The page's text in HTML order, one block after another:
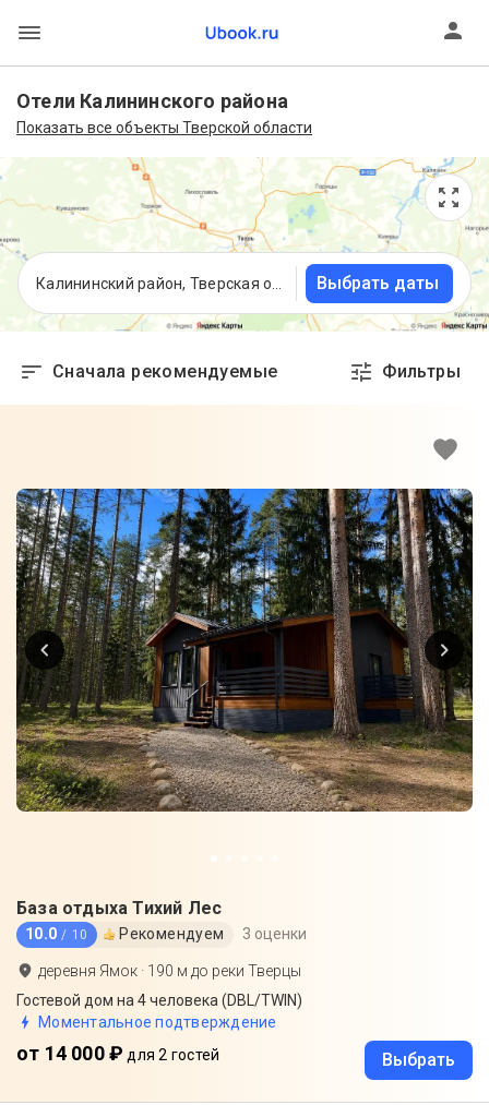
Отели Калининского района
Показать все объекты Тверской области
Выбрать даты
Сначала рекомендуемые Фильтры
База отдыха Тихий Лес
10.0 / 10 Рекомендуем 3 оценки
деревня Ямок · 190 м до реки Тверцы
Гостевой дом на 4 человека (DBL/TWIN)
Моментальное подтверждение
от 14 000 ₽ для 2 гостей Выбрать